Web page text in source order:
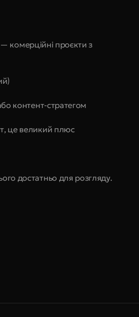
комерційні проєкти з
контент-стратегом
це великий плюс
достатньо для розгляду.